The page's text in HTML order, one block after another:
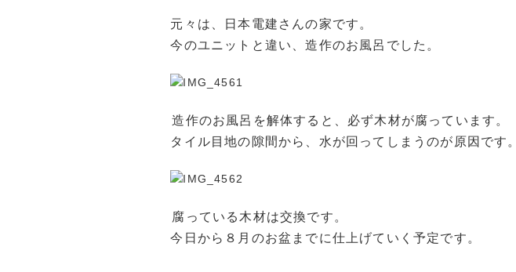
元々は、日本電建さんの家です。
今のユニットと違い、造作のお風呂でした。
造作のお風呂を解体すると、必ず木材が腐っています。
タイル目地の隙間から、水が回ってしまうのが原因です。
腐っている木材は交換です。
今日から８月のお盆までに仕上げていく予定です。